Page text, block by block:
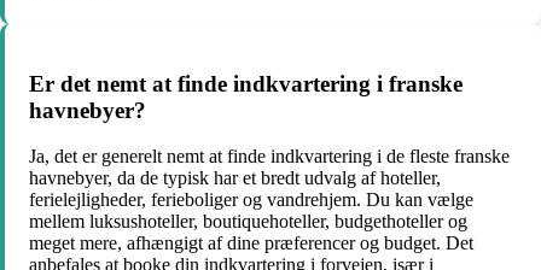
Er det nemt at finde indkvartering i franske
havnebyer?
Ja, det er generelt nemt at finde indkvartering i de fleste franske
havnebyer, da de typisk har et bredt udvalg af hoteller,
ferielejligheder, ferieboliger og vandrehjem. Du kan vælge
mellem luksushoteller, boutiquehoteller, budgethoteller og
meget mere, afhængigt af dine præferencer og budget. Det
anbefales at booke din indkvartering i forvejen, især i